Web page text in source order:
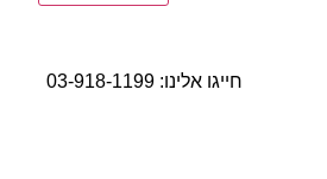
חייגו אלינו: 03-918-1199